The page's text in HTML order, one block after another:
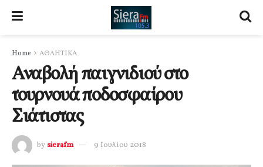
Home ΑΘΛΗΤΙΚΑ
Αναβολή παιγνιδιού στο
τουρνουά ποδοσφαίρου
Σιάτιστας
by sierafm 9 Ιουλίου 2018